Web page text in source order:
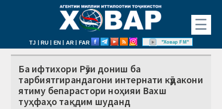
☰
TJ | RU | EN | AR | FAR "Ховар FM"
Ба ифтихори Рӯзи дониш ба
тарбиятгирандагони интернати кӯдакони
ятиму бепарастори ноҳияи Вахш
туҳфаҳо тақдим шуданд